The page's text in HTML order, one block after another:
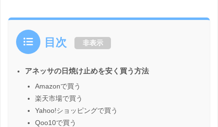
目次 非表示
アネッサの日焼け止めを安く買う方法
Amazonで買う
楽天市場で買う
Yahoo!ショッピングで買う
Qoo10で買う